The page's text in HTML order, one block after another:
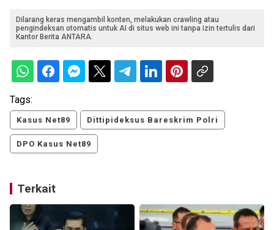
Dilarang keras mengambil konten, melakukan crawling atau
pengindeksan otomatis untuk AI di situs web ini tanpa izin tertulis dari
Kantor Berita ANTARA.
Tags:
Kasus Net89 Dittipideksus Bareskrim Polri
DPO Kasus Net89
Terkait